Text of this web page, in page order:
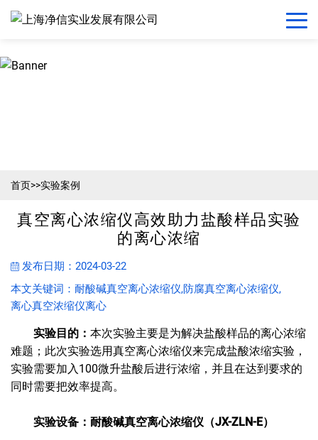
首页>>实验案例
真空离心浓缩仪高效助力盐酸样品实验
的离心浓缩
发布日期：2024-03-22
本文关键词：耐酸碱真空离心浓缩仪,防腐真空离心浓缩仪,
离心真空浓缩仪离心
实验目的： 本次实验主要是为解决盐酸样品的离心浓缩
难题；此次实验选用真空离心浓缩仪来完成盐酸浓缩实验，
实验需要加入100微升盐酸后进行浓缩，并且在达到要求的
同时需要把效率提高。
实验设备：耐酸碱真空离心浓缩仪（JX-ZLN-E）